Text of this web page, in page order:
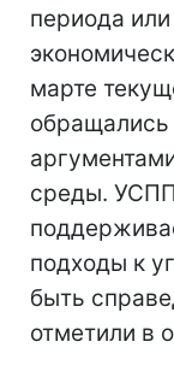
периода
марте
обращались
среды.
подходы к
быть
отметили в